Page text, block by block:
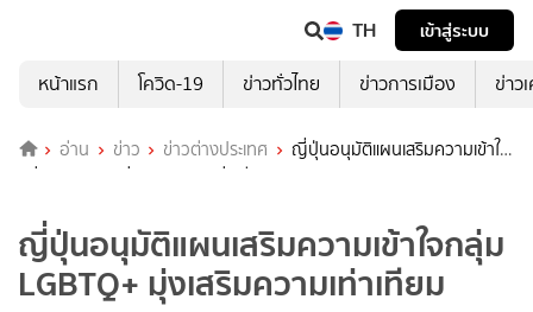
TH
เข้าสู่ระบบ
หน้าแรก
โควิด-19 ข่าวทั่วไทย ข่าวการเมือง ข่าว
อ่าน ข่าว ข่าวต่างประเทศ
ญี่ปุ่นอนุมัติแผนเสริมความเข้าใจ
กลุ่ม LGBTQ+ มุ่งเสริมความเท่าเทียม
ญี่ปุ่นอนุมัติแผนเสริมความเข้าใจกลุ่ม
LGBTQ+ มุ่งเสริมความเท่าเทียม